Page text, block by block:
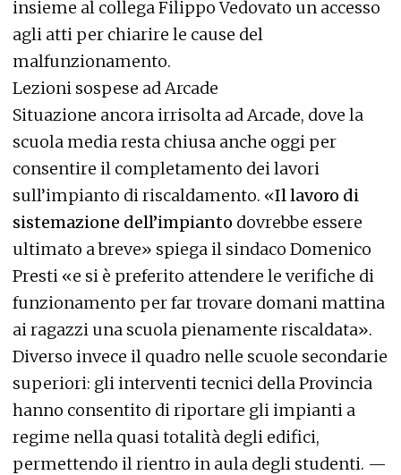
insieme al collega Filippo Vedovato un accesso
agli atti per chiarire le cause del
malfunzionamento.
Lezioni sospese ad Arcade
Situazione ancora irrisolta ad Arcade, dove la
scuola media resta chiusa anche oggi per
consentire il completamento dei lavori
sull’impianto di riscaldamento. «Il lavoro di
sistemazione dell’impianto dovrebbe essere
ultimato a breve» spiega il sindaco Domenico
Presti «e si è preferito attendere le verifiche di
funzionamento per far trovare domani mattina
ai ragazzi una scuola pienamente riscaldata».
Diverso invece il quadro nelle scuole secondarie
superiori: gli interventi tecnici della Provincia
hanno consentito di riportare gli impianti a
regime nella quasi totalità degli edifici,
permettendo il rientro in aula degli studenti. —